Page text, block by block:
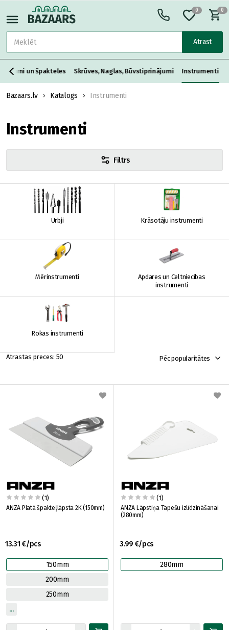
Atrast
0 0
un špakteles Skrūves, Naglas, Būvstiprinājumi Instrumenti
Bazaars.lv Katalogs Instrumenti
Instrumenti
Filtrs
Urbji Krāsotāju instrumenti
Mērinstrumenti
Apdares un Celtniecības
instrumenti
Rokas instrumenti
50 Pēc popularitātes
(1)
ANZA Platā špakteļlāpsta 2K (150mm)
13.31 €/pcs
150mm
200mm
250mm
(1)
ANZA Lāpstiņa Tapešu izlīdzināšanai
(280mm)
3.99 €/pcs
280mm